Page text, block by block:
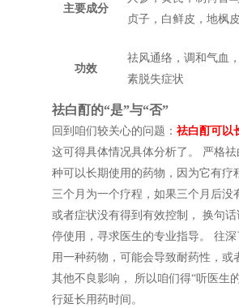
主要成分
贞子，白鲜皮，地枫
功效
祛风通络，调和气血
素脱失症状
祛白酊的“是”与“否”
回到咱们较关心的问题： 祛白酊可以
这可得具体情况具体分析了。 严格
种可以长期使用的药物，因为它有疗
三个月为一个疗程，如果三个月后没
或者症状没有得到有效控制， 换句
停使用，寻求医生的专业指导。 往
用一种药物，可能会导致耐药性，或
其他不良影响， 所以咱们得“听医生
行延长用药时间。